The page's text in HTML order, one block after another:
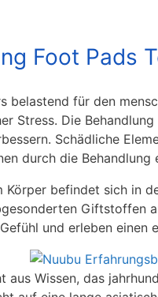
Foot Pads
belastend für den
Stress. Die
Schädliche
durch die Behandlung
befindet sich in
Giftstoffen
und erleben einen
aus Wissen, das